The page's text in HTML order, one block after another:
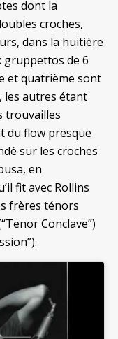
dont la
croches,
dans la huitière
gruppettos de 6
et quatrième sont
les autres étant
trouvailles
du flow presque
sur les croches
en
fit avec Rollins
frères ténors
Conclave”)